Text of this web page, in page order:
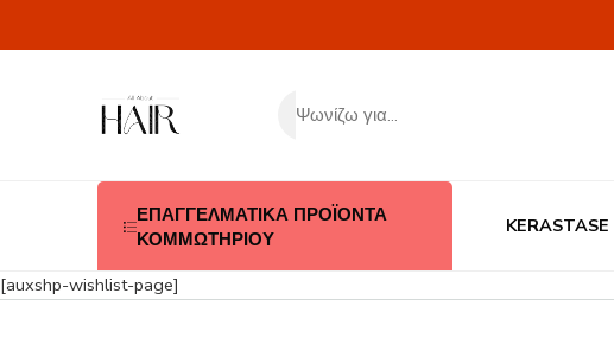
ΕΠΑΓΓΕΛΜΑΤΙΚΑ ΠΡΟΪΟΝΤΑ
ΚΟΜΜΩΤΗΡΙΟΥ
KERASTASE
[auxshp-wishlist-page]